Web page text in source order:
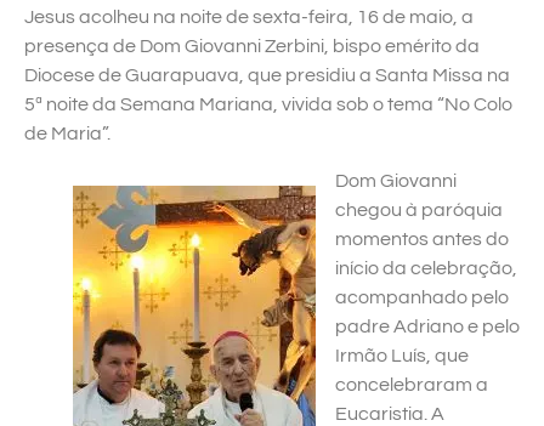
Jesus acolheu na noite de sexta-feira, 16 de maio, a
presença de Dom Giovanni Zerbini, bispo emérito da
Diocese de Guarapuava, que presidiu a Santa Missa na
5ª noite da Semana Mariana, vivida sob o tema “No Colo
de Maria”.
Dom Giovanni
chegou à paróquia
momentos antes do
início da celebração,
acompanhado pelo
padre Adriano e pelo
Irmão Luís, que
concelebraram a
Eucaristia. A